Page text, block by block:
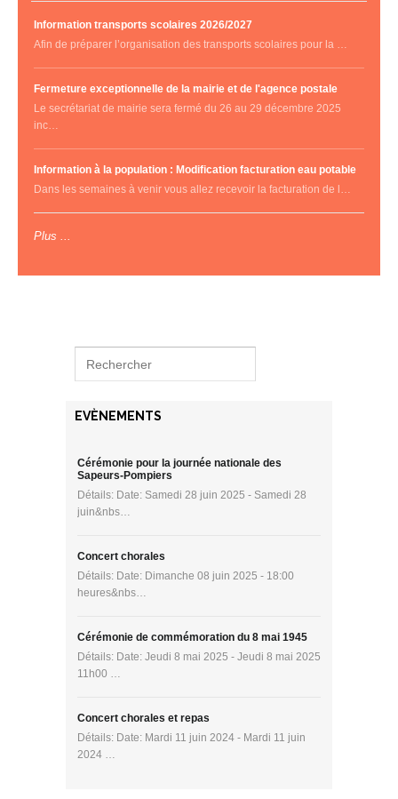
Information transports scolaires 2026/2027
Afin de préparer l’organisation des transports scolaires pour la …
Fermeture exceptionnelle de la mairie et de l'agence postale
Le secrétariat de mairie sera fermé du 26 au 29 décembre 2025
inc…
Information à la population : Modification facturation eau potable
Dans les semaines à venir vous allez recevoir la facturation de l…
Plus ...
EVÈNEMENTS
Cérémonie pour la journée nationale des
Sapeurs-Pompiers
Détails: Date: Samedi 28 juin 2025 - Samedi 28
juin&nbs…
Concert chorales
Détails: Date: Dimanche 08 juin 2025 - 18:00
heures&nbs…
Cérémonie de commémoration du 8 mai 1945
Détails: Date: Jeudi 8 mai 2025 - Jeudi 8 mai 2025
11h00 …
Concert chorales et repas
Détails: Date: Mardi 11 juin 2024 - Mardi 11 juin
2024 …